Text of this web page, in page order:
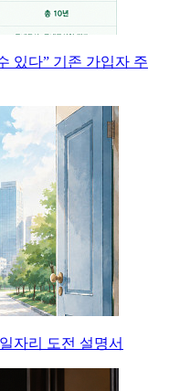
있다” 기존 가입자 주
자리 도전 설명서